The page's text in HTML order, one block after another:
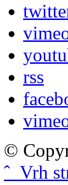
rss
©
ˆ Vrh